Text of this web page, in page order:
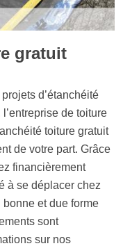
gratuit
d’étanchéité
de toiture
toiture gratuit
de votre part. Grâce
financièrement
à se déplacer chez
et due forme
sont
sur nos